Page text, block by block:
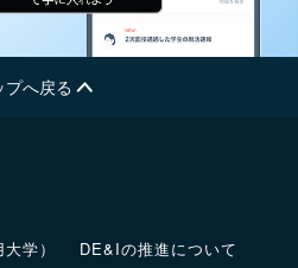
プへ戻る
学）
DE&Iの推進について